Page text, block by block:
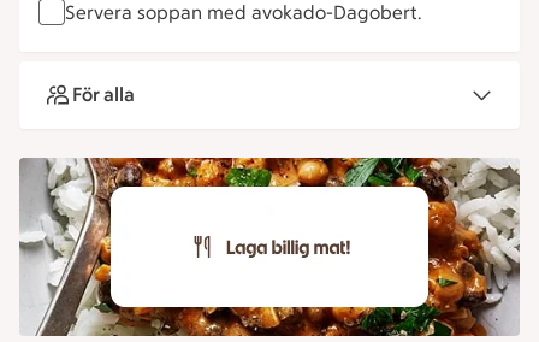
Servera soppan med avokado-Dagobert.
För alla